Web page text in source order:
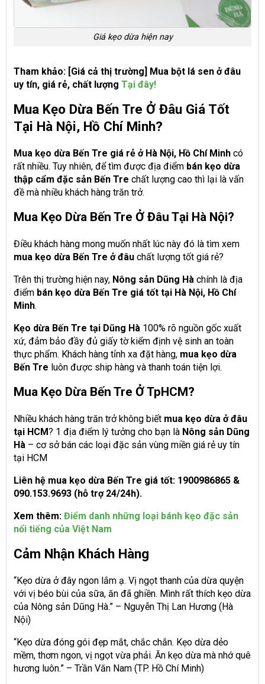
Giá kẹo dừa hiện nay
Tham khảo: [Giá cả thị trường] Mua bột lá sen ở đâu
uy tín, giá rẻ, chất lượng Tại đây!
Mua Kẹo Dừa Bến Tre Ở Đâu Giá Tốt
Tại Hà Nội, Hồ Chí Minh?
Mua kẹo dừa Bến Tre giá rẻ ở Hà Nội, Hồ Chí Minh có
rất nhiều. Tuy nhiên, để tìm được địa điểm bán kẹo dừa
thập cẩm đặc sản Bến Tre chất lượng cao thì lại là vấn
đề mà nhiều khách hàng trăn trở.
Mua Kẹo Dừa Bến Tre Ở Đâu Tại Hà Nội?
Điều khách hàng mong muốn nhất lúc này đó là tìm xem
mua kẹo dừa Bến Tre ở đâu chất lượng tốt giá rẻ?
Trên thị trường hiện nay, Nông sản Dũng Hà chính là địa
điểm bán kẹo dừa Bến Tre giá tốt tại Hà Nội, Hồ Chí
Minh.
Kẹo dừa Bến Tre tại Dũng Hà 100% rõ nguồn gốc xuất
xứ, đảm bảo đầy đủ giấy tờ kiểm định vệ sinh an toàn
thực phẩm. Khách hàng tỉnh xa đặt hàng, mua kẹo dừa
Bến Tre luôn được ship hàng và thanh toán tiện lợi.
Mua Kẹo Dừa Bến Tre Ở TpHCM?
Nhiều khách hàng trăn trở không biết mua kẹo dừa ở đâu
tại HCM? 1 địa điểm lý tưởng cho bạn là Nông sản Dũng
Hà – cơ sở bán các loại đặc sản vùng miền giá rẻ uy tín
tại HCM
Liên hệ mua kẹo dừa Bến Tre giá tốt: 1900986865 &
090.153.9693 (hỗ trợ 24/24h).
Xem thêm: Điểm danh những loại bánh kẹo đặc sản
nổi tiếng của Việt Nam
Cảm Nhận Khách Hàng
“Kẹo dừa ở đây ngon lắm ạ. Vị ngọt thanh của dừa quyện
với vị béo bùi của sữa, ăn đã ghiền. Mình rất thích kẹo dừa
của Nông sản Dũng Hà.” – Nguyễn Thị Lan Hương (Hà
Nội)
“Kẹo dừa đóng gói đẹp mắt, chắc chắn. Kẹo dừa dẻo
mềm, thơm ngon, vị ngọt vừa phải. Ăn kẹo dừa mà nhớ quê
hương luôn.” – Trần Văn Nam (TP. Hồ Chí Minh)